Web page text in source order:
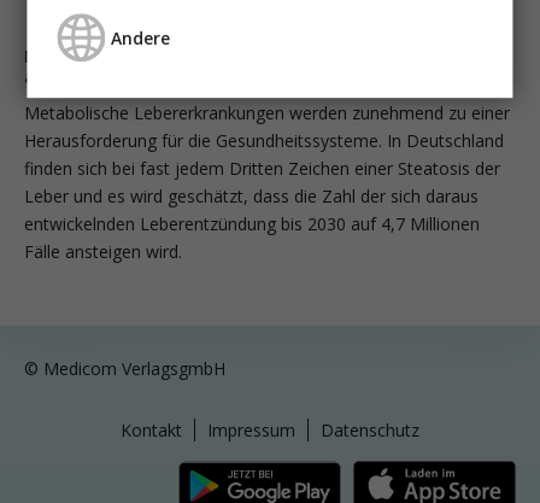
Neue Therapien der MASH Metabolische Dysfunktion-
assoziierte steatotische Lebererkrankung
Metabolische Lebererkrankungen werden zunehmend zu einer
Herausforderung für die Gesundheitssysteme. In Deutschland
finden sich bei fast jedem Dritten Zeichen einer Steatosis der
Leber und es wird geschätzt, dass die Zahl der sich daraus
entwickelnden Leberentzündung bis 2030 auf 4,7 Millionen
Fälle ansteigen wird.
© Medicom VerlagsgmbH
Kontakt Impressum Datenschutz
Andere